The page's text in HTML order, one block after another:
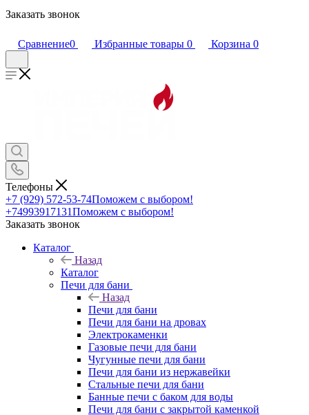
Заказать звонок
Сравнение0 Избранные товары 0 Корзина 0
Телефоны
+7 (929) 572-53-74Поможем с выбором!
+74993917131Поможем с выбором!
Заказать звонок
Каталог
Назад
Каталог
Печи для бани
Назад
Печи для бани
Печи для бани на дровах
Электрокаменки
Газовые печи для бани
Чугунные печи для бани
Печи для бани из нержавейки
Стальные печи для бани
Банные печи с баком для воды
Печи для бани с закрытой каменкой